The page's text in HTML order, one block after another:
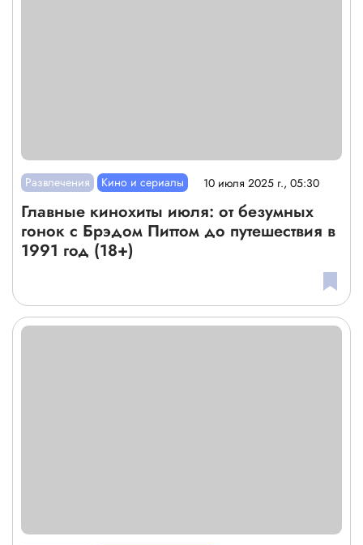
Развлечения Кино и сериалы 10 июля 2025 г., 05:30
Главные кинохиты июля: от безумных
гонок с Брэдом Питтом до путешествия в
1991 год (18+)